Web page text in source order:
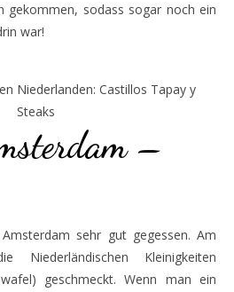
gekommen, sodass sogar noch ein
war!
Niederlanden: Castillos Tapay y
Steaks
–
sehr gut gegessen. Am
Kleinigkeiten
geschmeckt. Wenn man ein